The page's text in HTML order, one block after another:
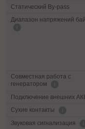
Статический By-pass
Диапазон напряжений
Совместная работа с
генератором
Подключение внешних
Сухие контакты
Звуковая сигнализация